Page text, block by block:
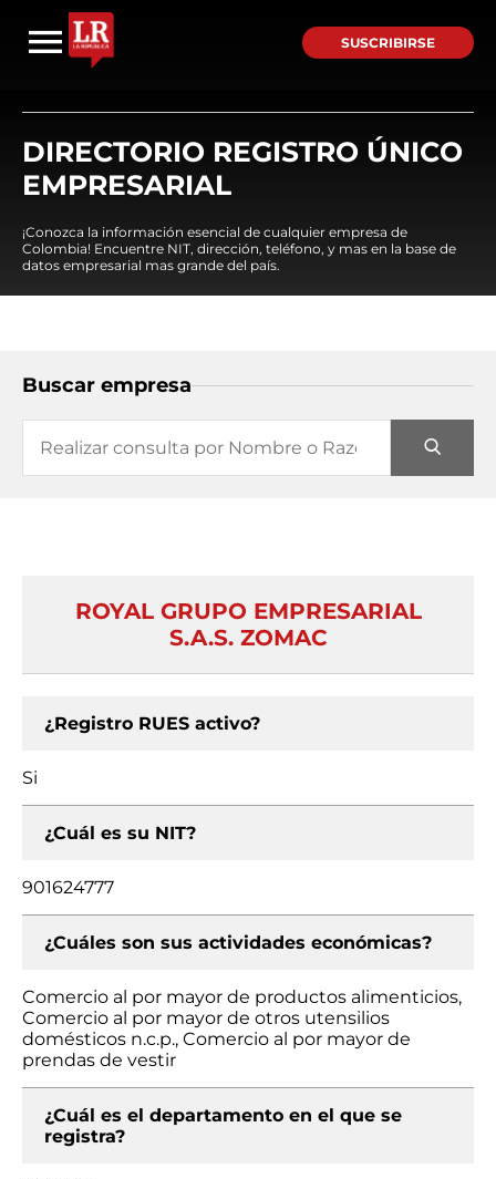
SUSCRIBIRSE
DIRECTORIO REGISTRO ÚNICO
EMPRESARIAL
¡Conozca la información esencial de cualquier empresa de
Colombia! Encuentre NIT, dirección, teléfono, y mas en la base de
datos empresarial mas grande del país.
Buscar empresa
ROYAL GRUPO EMPRESARIAL
S.A.S. ZOMAC
¿Registro RUES activo?
Si
¿Cuál es su NIT?
901624777
¿Cuáles son sus actividades económicas?
Comercio al por mayor de productos alimenticios,
Comercio al por mayor de otros utensilios
domésticos n.c.p., Comercio al por mayor de
prendas de vestir
¿Cuál es el departamento en el que se
registra?